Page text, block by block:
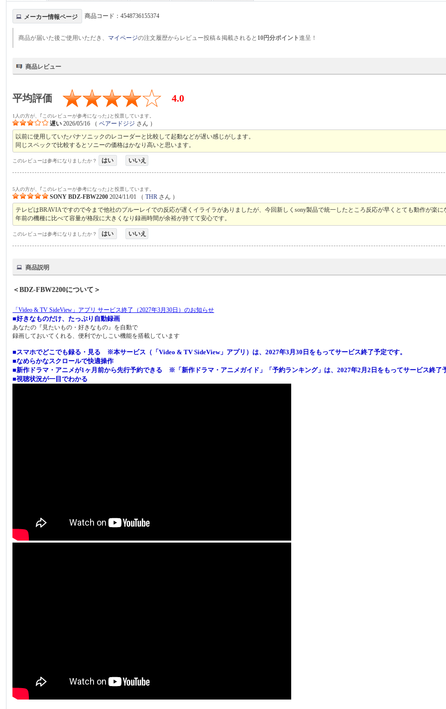
メーカー情報ページ 商品コード：4548736155374
商品が届いた後ご使用いただき、 マイページの注文履歴からレビュー投稿＆掲載されると 10円分ポイント進呈！
商品レビュー
平均評価 4.0
1人の方が、｢このレビューが参考になった｣と投票しています。
遅い 2026/05/16 （ベアードジジ さん ）
以前に使用していたパナソニックのレコーダーと比較して起動などが遅い感じがします。
同じスペックで比較するとソニーの価格はかなり高いと思います。
このレビューは参考になりましたか？ はい いいえ
5人の方が、｢このレビューが参考になった｣と投票しています。
SONY BDZ-FBW22002024/11/01 （THR さん ）
テレビはBRAVIAですので今まで他社のブルーレイでの反応が遅くイライラがありましたが、今回新しくsony製品で統一したところ反応が早くとても動作が楽に
年前の機種に比べて容量が格段に大きくなり録画時間が余裕が持てて安心です。
このレビューは参考になりましたか？ はい いいえ
商品説明
＜BDZ-FBW2200について＞
「Video & TV SideView」アプリ サービス終了（2027年3月30日）のお知らせ
■好きなものだけ、たっぷり自動録画
あなたの『見たいもの・好きなもの』を自動で
録画しておいてくれる、便利でかしこい機能を搭載しています
■スマホでどこでも録る・見る ※本サービス（「Video & TV SideView」アプリ）は、2027年3月30日をもってサービス終了予定です。
■なめらかなスクロールで快適操作
■新作ドラマ・アニメが1ヶ月前から先行予約できる ※「新作ドラマ・アニメガイド」「予約ランキング」は、2027年2月2日をもってサービス終了
■視聴状況が一目でわかる